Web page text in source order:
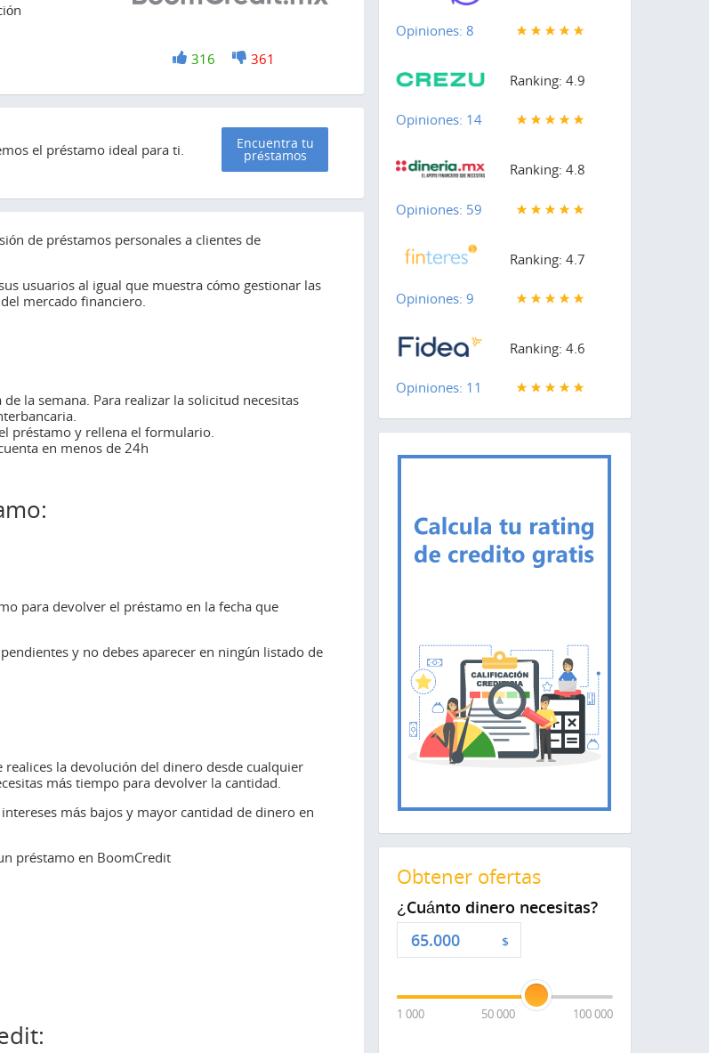
+1 316 -1 361
el préstamo ideal para ti. Encuentra tu
préstamos
de préstamos personales a clientes de
usuarios al igual que muestra cómo gestionar las
mercado financiero.
la semana. Para realizar la solicitud necesitas
préstamo y rellena el formulario.
en menos de 24h
para devolver el préstamo en la fecha que
y no debes aparecer en ningún listado de
la devolución del dinero desde cualquier
más tiempo para devolver la cantidad.
más bajos y mayor cantidad de dinero en
préstamo en BoomCredit
Opiniones: 8
Ranking: 4.9
Opiniones: 14
Ranking: 4.8
Opiniones: 59
Ranking: 4.7
Opiniones: 9
Ranking: 4.6
Opiniones: 11
Obtener ofertas
¿Cuánto dinero necesitas?
$
1 000 50 000 100 000